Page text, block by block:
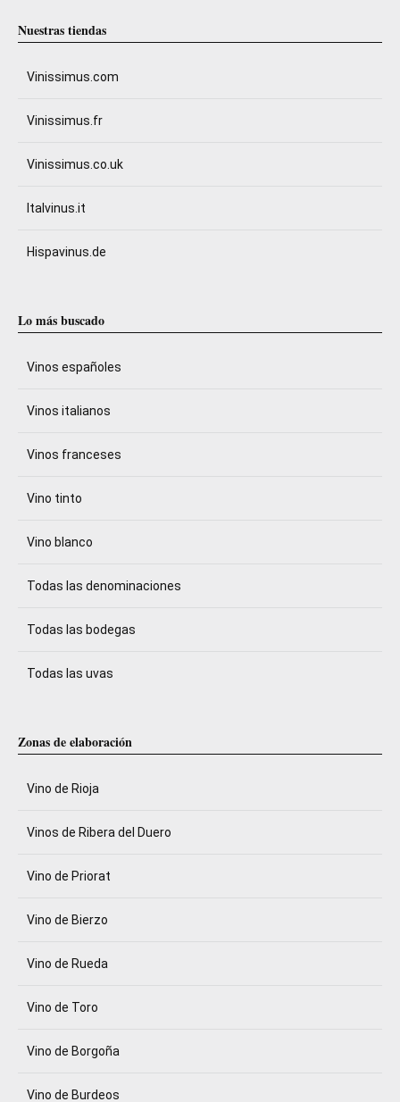
Nuestras tiendas
Vinissimus.com
Vinissimus.fr
Vinissimus.co.uk
Italvinus.it
Hispavinus.de
Lo más buscado
Vinos españoles
Vinos italianos
Vinos franceses
Vino tinto
Vino blanco
Todas las denominaciones
Todas las bodegas
Todas las uvas
Zonas de elaboración
Vino de Rioja
Vinos de Ribera del Duero
Vino de Priorat
Vino de Bierzo
Vino de Rueda
Vino de Toro
Vino de Borgoña
Vino de Burdeos